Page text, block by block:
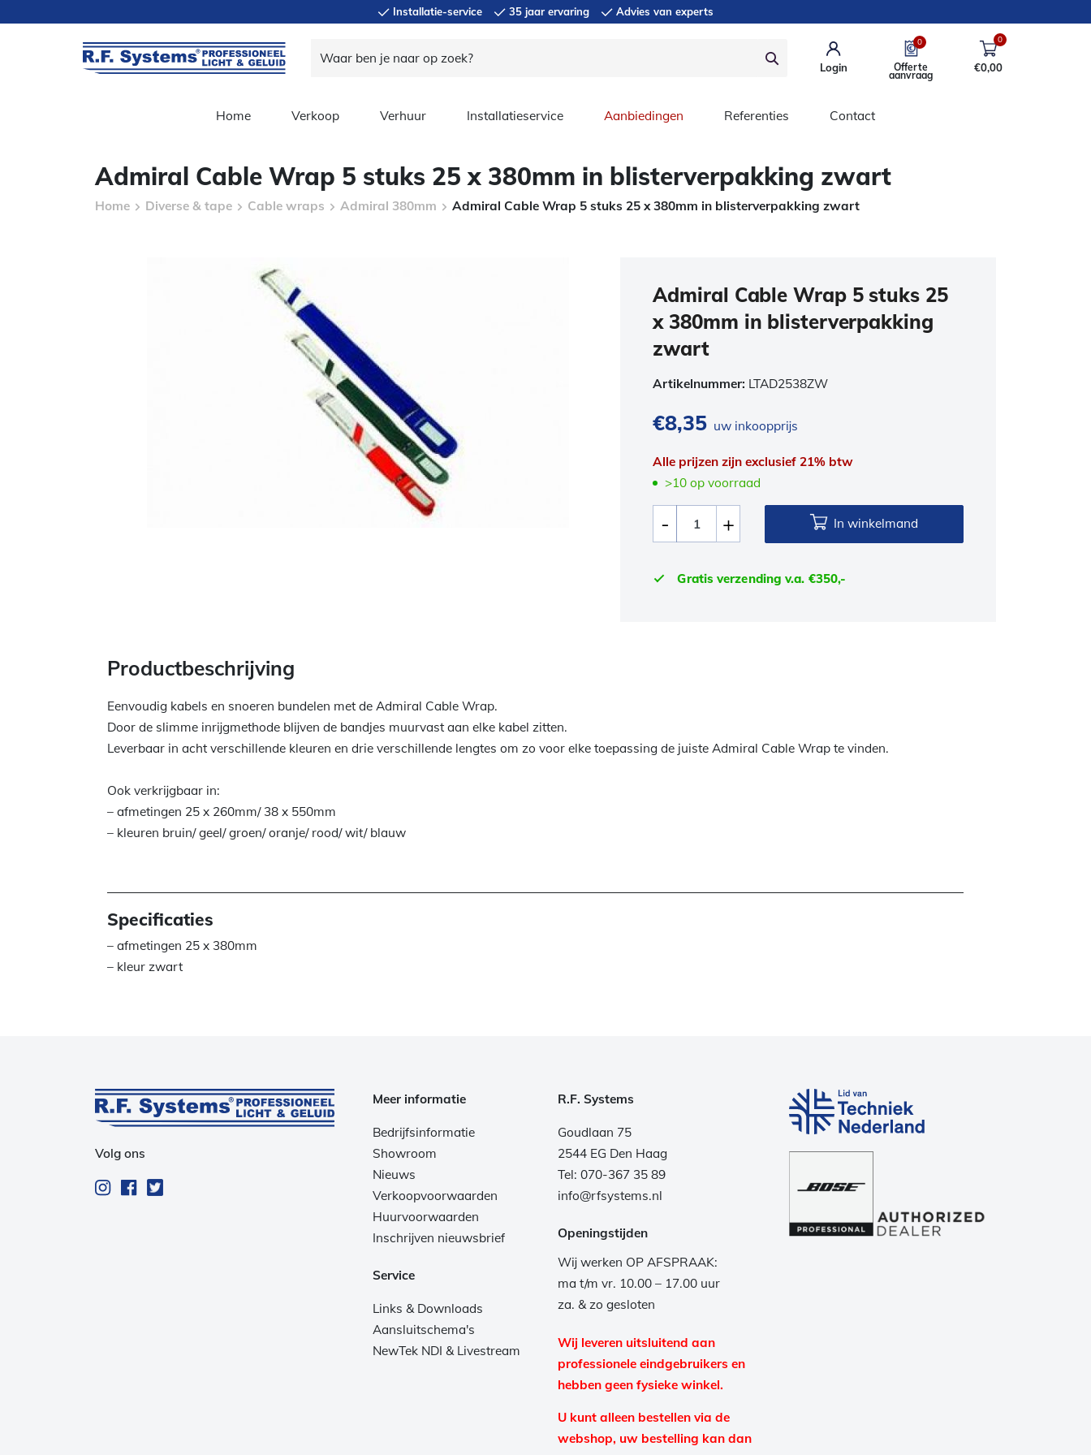
Installatie-service 35 jaar ervaring Advies van experts
Login
0
Offerte
aanvraag
0
€0,00
Home Verkoop Verhuur Installatieservice Aanbiedingen Referenties Contact
Admiral Cable Wrap 5 stuks 25 x 380mm in blisterverpakking zwart
Home Diverse & tape Cable wraps Admiral 380mm Admiral Cable Wrap 5 stuks 25 x 380mm in blisterverpakking zwart
Admiral Cable Wrap 5 stuks 25
x 380mm in blisterverpakking
zwart
Artikelnummer: LTAD2538ZW
€8,35 uw inkoopprijs
Alle prijzen zijn exclusief 21% btw
>10 op voorraad
In winkelmand
Gratis verzending v.a. €350,-
Productbeschrijving
Eenvoudig kabels en snoeren bundelen met de Admiral Cable Wrap.
Door de slimme inrijgmethode blijven de bandjes muurvast aan elke kabel zitten.
Leverbaar in acht verschillende kleuren en drie verschillende lengtes om zo voor elke toepassing de juiste Admiral Cable Wrap te vinden.
Ook verkrijgbaar in:
– afmetingen 25 x 260mm/ 38 x 550mm
– kleuren bruin/ geel/ groen/ oranje/ rood/ wit/ blauw
Specificaties
– afmetingen 25 x 380mm
– kleur zwart
Volg ons
Meer informatie
Bedrijfsinformatie
Showroom
Nieuws
Verkoopvoorwaarden
Huurvoorwaarden
Inschrijven nieuwsbrief
Service
Links & Downloads
Aansluitschema's
NewTek NDI & Livestream
R.F. Systems
Goudlaan 75
2544 EG Den Haag
Tel: 070-367 35 89
info@rfsystems.nl
Openingstijden
Wij werken OP AFSPRAAK:
ma t/m vr. 10.00 – 17.00 uur
za. & zo gesloten
Wij leveren uitsluitend aan
professionele eindgebruikers en
hebben geen fysieke winkel.
U kunt alleen bestellen via de
webshop, uw bestelling kan dan